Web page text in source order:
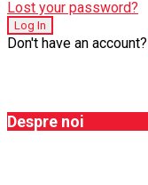
Lost your password?
Don't have an account?
Despre noi